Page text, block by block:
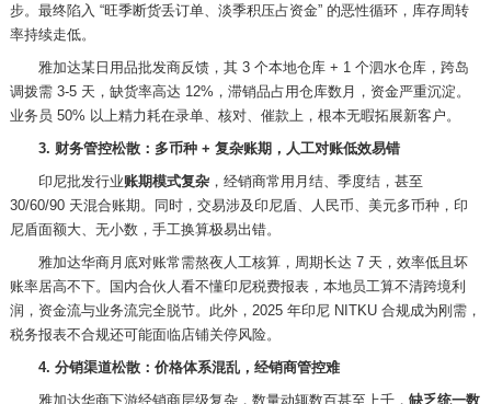
步。最终陷入 “旺季断货丢订单、淡季积压占资金” 的恶性循环，库存周转
率持续走低。
雅加达某日用品批发商反馈，其 3 个本地仓库 + 1 个泗水仓库，跨岛
调拨需 3-5 天，缺货率高达 12%，滞销品占用仓库数月，资金严重沉淀。
业务员 50% 以上精力耗在录单、核对、催款上，根本无暇拓展新客户。
3. 财务管控松散：多币种 + 复杂账期，人工对账低效易错
印尼批发行业账期模式复杂，经销商常用月结、季度结，甚至
30/60/90 天混合账期。同时，交易涉及印尼盾、人民币、美元多币种，印
尼盾面额大、无小数，手工换算极易出错。
雅加达华商月底对账常需熬夜人工核算，周期长达 7 天，效率低且坏
账率居高不下。国内合伙人看不懂印尼税费报表，本地员工算不清跨境利
润，资金流与业务流完全脱节。此外，2025 年印尼 NITKU 合规成为刚需，
税务报表不合规还可能面临店铺关停风险。
4. 分销渠道松散：价格体系混乱，经销商管控难
雅加达华商下游经销商层级复杂，数量动辄数百甚至上千， 缺乏统一数